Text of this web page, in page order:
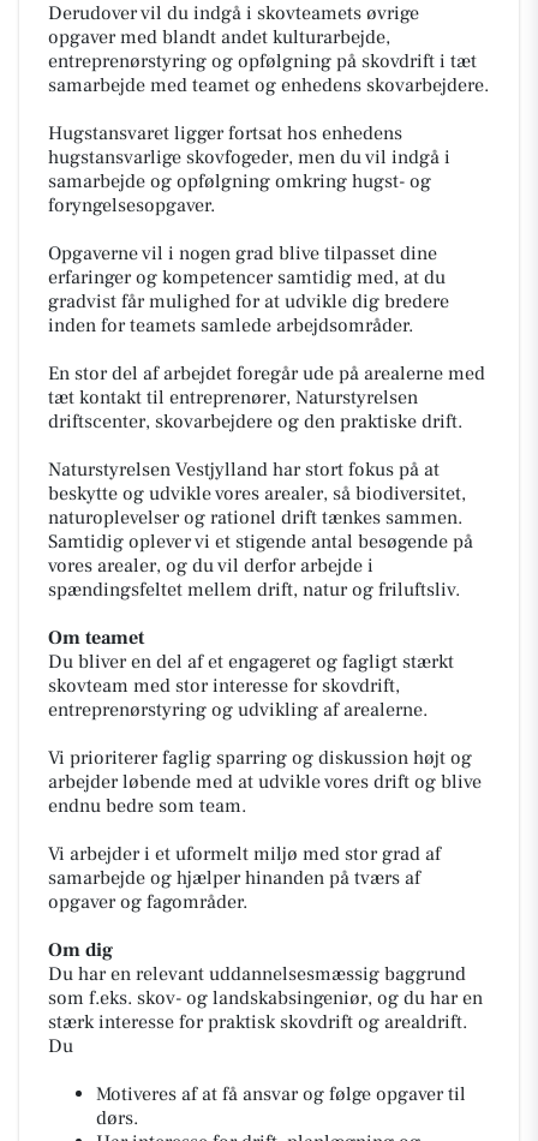
Derudover vil du indgå i skovteamets øvrige
opgaver med blandt andet kulturarbejde,
entreprenørstyring og opfølgning på skovdrift i tæt
samarbejde med teamet og enhedens skovarbejdere.
Hugstansvaret ligger fortsat hos enhedens
hugstansvarlige skovfogeder, men du vil indgå i
samarbejde og opfølgning omkring hugst- og
foryngelsesopgaver.
Opgaverne vil i nogen grad blive tilpasset dine
erfaringer og kompetencer samtidig med, at du
gradvist får mulighed for at udvikle dig bredere
inden for teamets samlede arbejdsområder.
En stor del af arbejdet foregår ude på arealerne med
tæt kontakt til entreprenører, Naturstyrelsen
driftscenter, skovarbejdere og den praktiske drift.
Naturstyrelsen Vestjylland har stort fokus på at
beskytte og udvikle vores arealer, så biodiversitet,
naturoplevelser og rationel drift tænkes sammen.
Samtidig oplever vi et stigende antal besøgende på
vores arealer, og du vil derfor arbejde i
spændingsfeltet mellem drift, natur og friluftsliv.
Om teamet
Du bliver en del af et engageret og fagligt stærkt
skovteam med stor interesse for skovdrift,
entreprenørstyring og udvikling af arealerne.
Vi prioriterer faglig sparring og diskussion højt og
arbejder løbende med at udvikle vores drift og blive
endnu bedre som team.
Vi arbejder i et uformelt miljø med stor grad af
samarbejde og hjælper hinanden på tværs af
opgaver og fagområder.
Om dig
Du har en relevant uddannelsesmæssig baggrund
som f.eks. skov- og landskabsingeniør, og du har en
stærk interesse for praktisk skovdrift og arealdrift.
Du
Motiveres af at få ansvar og følge opgaver til
dørs.